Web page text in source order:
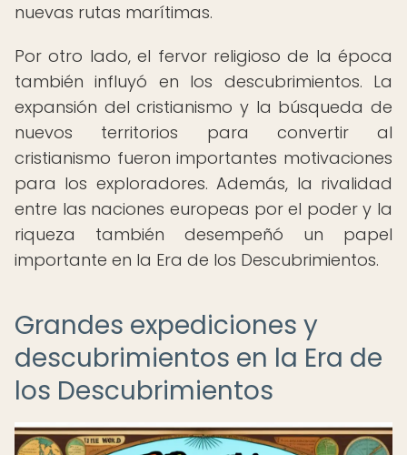
nuevas rutas marítimas.
Por otro lado, el fervor religioso de la época
también influyó en los descubrimientos. La
expansión del cristianismo y la búsqueda de
nuevos territorios para convertir al
cristianismo fueron importantes motivaciones
para los exploradores. Además, la rivalidad
entre las naciones europeas por el poder y la
riqueza también desempeñó un papel
importante en la Era de los Descubrimientos.
Grandes expediciones y
descubrimientos en la Era de
los Descubrimientos